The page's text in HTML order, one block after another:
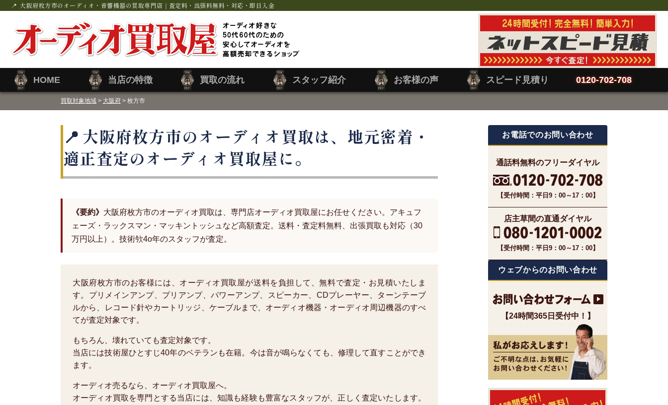
大阪府枚方市のオーディオ・音響機器の買取専門店｜査定料・出張料無料・対応・即日入金
HOME 当店の特徴 買取の流れ スタッフ紹介 お客様の声 スピード見積り 0120-702-708
買取対象地域 > 大阪府 > 枚方市
大阪府枚方市のオーディオ買取は、地元密着・
適正査定のオーディオ買取屋に。
《要約》 大阪府枚方市のオーディオ買取は、専門店オーディオ買取屋にお任せください。アキュフ
ェーズ・ラックスマン・マッキントッシュなど高額査定。送料・査定料無料、出張買取も対応（30
万円以上）。技術欦4o年のスタッフが査定。
大阪府枚方市のお客様には、オーディオ買取屋が送料を負担して、無料で査定・お見積いたしま
す。プリメインアンプ、プリアンプ、パワーアンプ、スピーカー、CDプレーヤー、ターンテーブ
ルから、レコード針やカートリッジ、ケーブルまで、オーディオ機器・オーディオ周辺機器のすべ
てが査定対象です。
もちろん、壊れていても査定対象です。
当店には技術屋ひとすじ40年のベテランも在籍。今は音が鳴らなくても、修理して直すことができ
ます。
オーディオ売るなら、オーディオ買取屋へ。
オーディオ買取を専門とする当店には、知識も経験も豊富なスタッフが、正しく査定いたします。
お電話でのお問い合わせ
通話料無料のフリーダイヤル
【受付時間：平日9：00～17：00】
店主草間の直通ダイヤル
【受付時間：平日9：00～17：00】
ウェブからのお問い合わせ
【24時間365日受付中！】